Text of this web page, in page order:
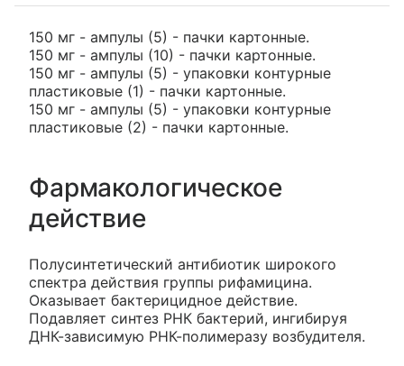
150 мг - ампулы (5) - пачки картонные.
150 мг - ампулы (10) - пачки картонные.
150 мг - ампулы (5) - упаковки контурные
пластиковые (1) - пачки картонные.
150 мг - ампулы (5) - упаковки контурные
пластиковые (2) - пачки картонные.
Фармакологическое
действие
Полусинтетический антибиотик широкого
спектра действия группы рифамицина.
Оказывает бактерицидное действие.
Подавляет синтез РНК бактерий, ингибируя
ДНК-зависимую РНК-полимеразу возбудителя.